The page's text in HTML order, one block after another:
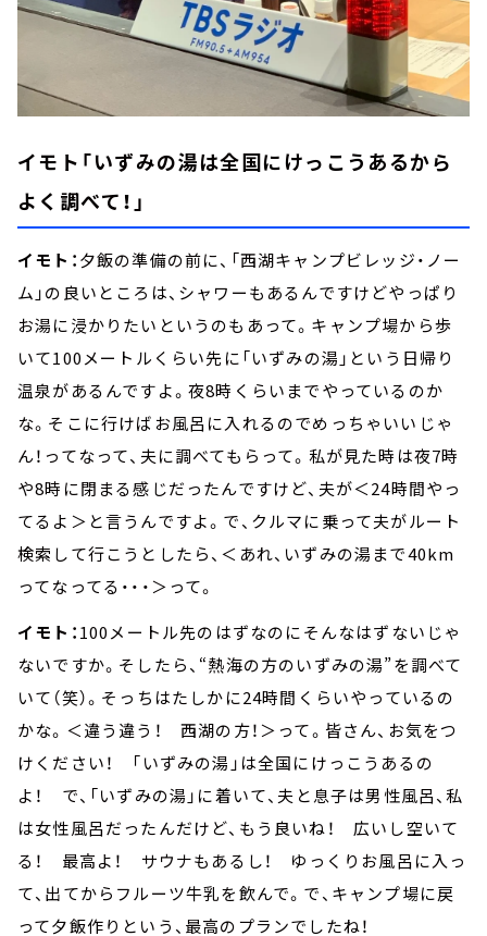
イモト「いずみの湯は全国にけっこうあるから
よく調べて！」
イモト：夕飯の準備の前に、「西湖キャンプビレッジ・ノー
ム」の良いところは、シャワーもあるんですけどやっぱり
お湯に浸かりたいというのもあって。キャンプ場から歩
いて100メートルくらい先に「いずみの湯」という日帰り
温泉があるんですよ。夜8時くらいまでやっているのか
な。そこに行けばお風呂に入れるのでめっちゃいいじゃ
ん！ってなって、夫に調べてもらって。私が見た時は夜7時
や8時に閉まる感じだったんですけど、夫が＜24時間やっ
てるよ＞と言うんですよ。で、クルマに乗って夫がルート
検索して行こうとしたら、＜あれ、いずみの湯まで40km
ってなってる・・・＞って。
イモト：100メートル先のはずなのにそんなはずないじゃ
ないですか。そしたら、“熱海の方のいずみの湯”を調べて
いて（笑）。そっちはたしかに24時間くらいやっているの
かな。＜違う違う！ 西湖の方！＞って。皆さん、お気をつ
けください！ 「いずみの湯」は全国にけっこうあるの
よ！ で、「いずみの湯」に着いて、夫と息子は男性風呂、私
は女性風呂だったんだけど、もう良いね！ 広いし空いて
る！ 最高よ！ サウナもあるし！ ゆっくりお風呂に入っ
て、出てからフルーツ牛乳を飲んで。で、キャンプ場に戻
って夕飯作りという、最高のプランでしたね！